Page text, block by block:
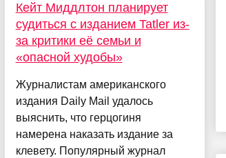
Кейт Миддлтон планирует
судиться с изданием Tatler из-
за критики её семьи и
«опасной худобы»
Журналистам американского
издания Daily Mail удалось
выяснить, что герцогиня
намерена наказать издание за
клевету. Популярный журнал